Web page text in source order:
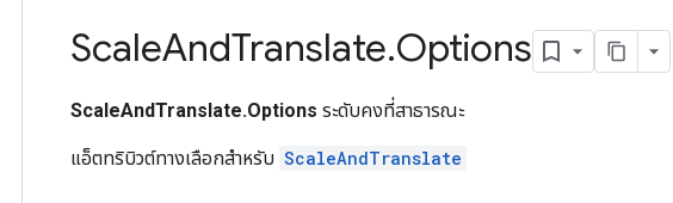
ScaleAndTranslate.Options
ScaleAndTranslate.Options ระดับคงที่สาธารณะ
แอ็ตทริบิวต์ทางเลือกสำหรับ ScaleAndTranslate